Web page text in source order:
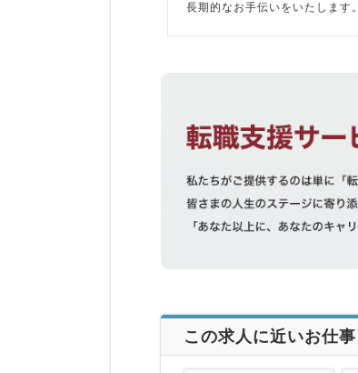
長期的なお手伝いをいたします。
この求人に近いお仕事